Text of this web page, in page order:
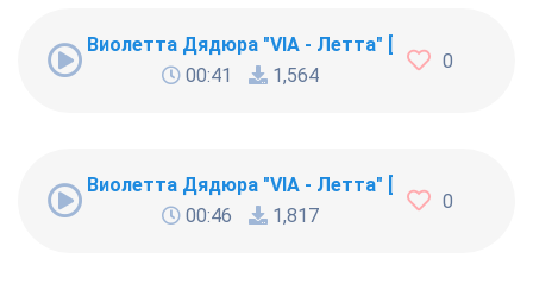
Виолетта Дядюра "VIA - Летта" [20803]
00:41
1,564
0
Виолетта Дядюра "VIA - Летта" [20802]
00:46
1,817
0